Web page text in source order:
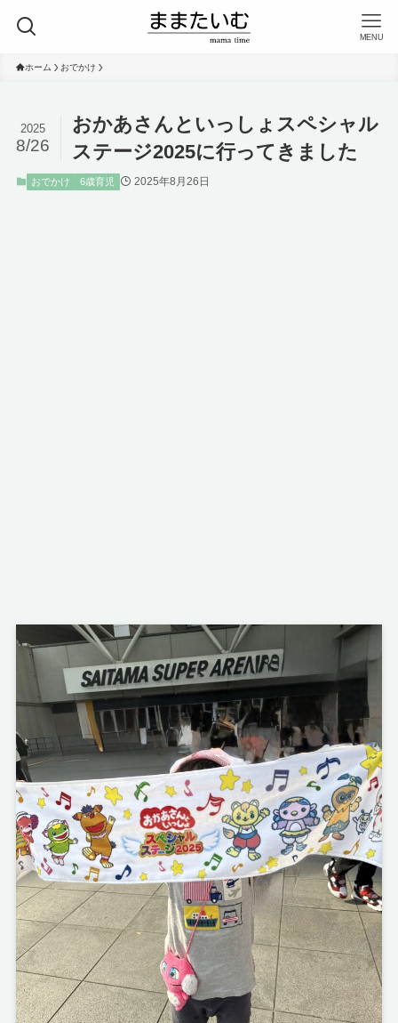
MENU
ホーム おでかけ
おかあさんといっしょスペシャル
ステージ2025に行ってきました
2025
8/26
おでかけ 6歳育児 2025年8月26日